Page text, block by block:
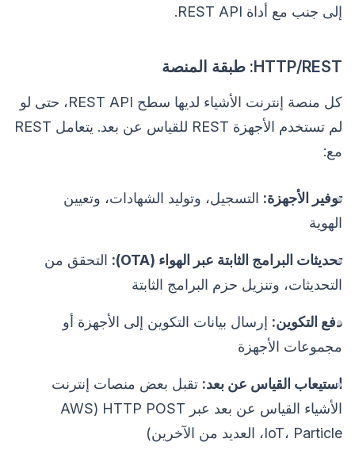
إلى جنب مع أداة REST API.
HTTP/REST: طبقة المنصة
كل منصة إنترنت الأشياء لديها سطح REST API، حتى لو
لم تستخدم الأجهزة REST للقياس عن بعد. يتعامل REST
مع:
توفير الأجهزة: التسجيل، وتوليد الشهادات، وتعيين
الهوية
تحديثات البرامج الثابتة عبر الهواء (OTA):
التحقق من
التحديثات، وتنزيل حزم البرامج الثابتة
دفع التكوين: إرسال بيانات التكوين إلى الأجهزة أو
مجموعات الأجهزة
استيعاب القياس عن بعد: تقبل بعض منصات إنترنت
الأشياء القياس عن بعد عبر HTTP POST (AWS
IoT، Particle، العديد من الآخرين)